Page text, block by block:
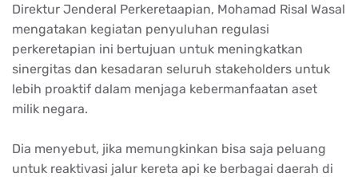
Direktur Jenderal Perkeretaapian, Mohamad Risal Wasal
mengatakan kegiatan penyuluhan regulasi
perkeretapian ini bertujuan untuk meningkatkan
sinergitas dan kesadaran seluruh stakeholders untuk
lebih proaktif dalam menjaga kebermanfaatan aset
milik negara.
Dia menyebut, jika memungkinkan bisa saja peluang
untuk reaktivasi jalur kereta api ke berbagai daerah di